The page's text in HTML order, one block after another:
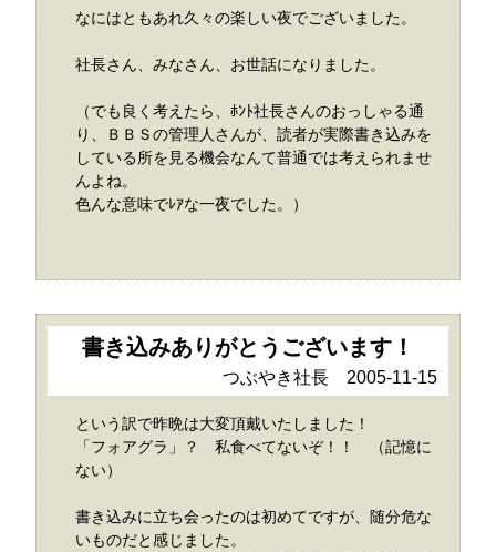
なにはともあれ久々の楽しい夜でございました。
社長さん、みなさん、お世話になりました。
（でも良く考えたら、ﾎﾝﾄ社長さんのおっしゃる通
り、ＢＢＳの管理人さんが、読者が実際書き込みを
している所を見る機会なんて普通では考えられませ
んよね。
色んな意味でﾚｱな一夜でした。）
書き込みありがとうございます！
つぶやき社長 2005-11-15
という訳で昨晩は大変頂戴いたしました！
「フォアグラ」？ 私食べてないぞ！！ （記憶に
ない）
書き込みに立ち会ったのは初めてですが、随分危な
いものだと感じました。